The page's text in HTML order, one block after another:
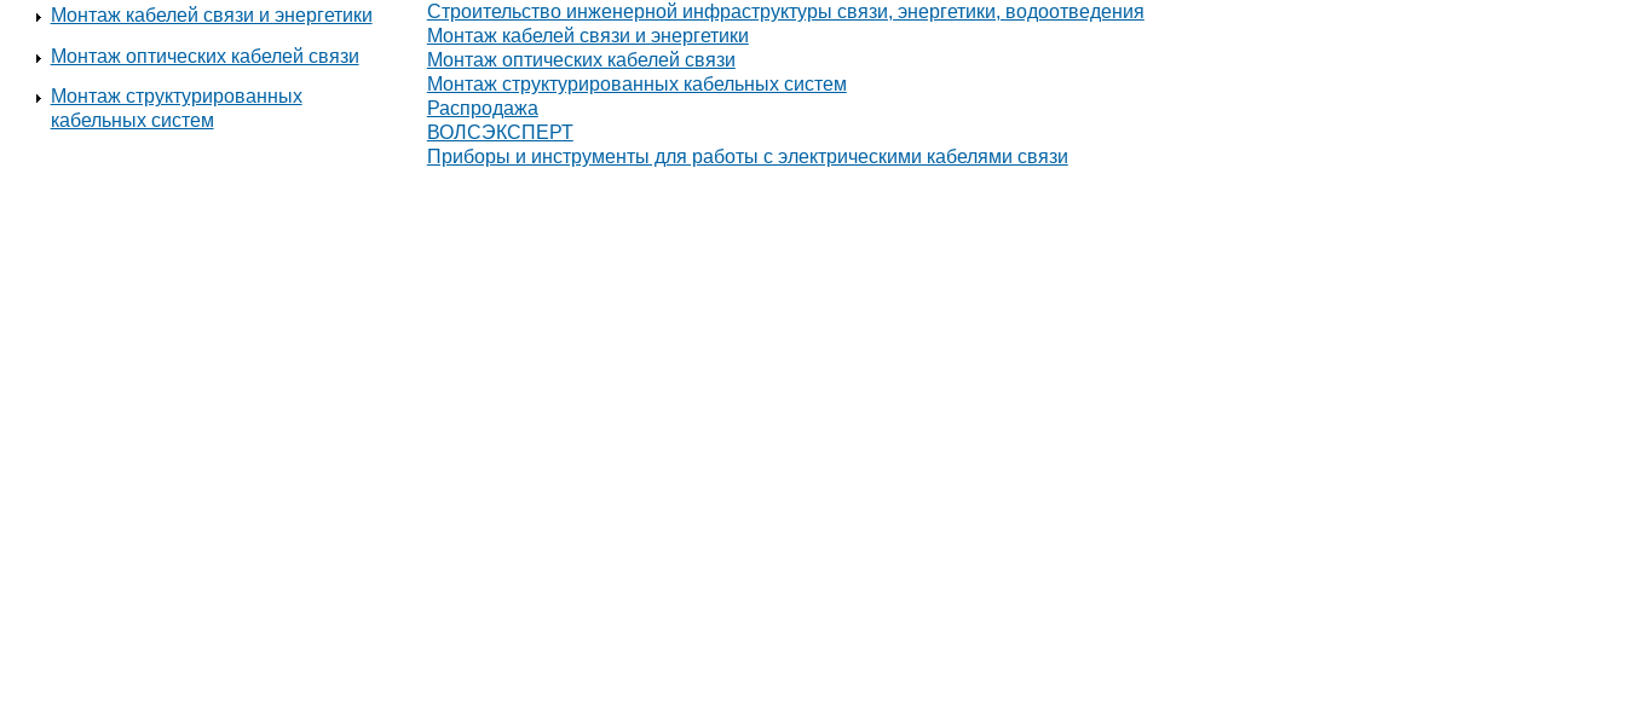
Монтаж кабелей связи и энергетики
Монтаж оптических кабелей связи
Монтаж структурированных
кабельных систем
Строительство инженерной инфраструктуры связи, энергетики, водоотведения
Монтаж кабелей связи и энергетики
Монтаж оптических кабелей связи
Монтаж структурированных кабельных систем
Распродажа
ВОЛСЭКСПЕРТ
Приборы и инструменты для работы с электрическими кабелями связи